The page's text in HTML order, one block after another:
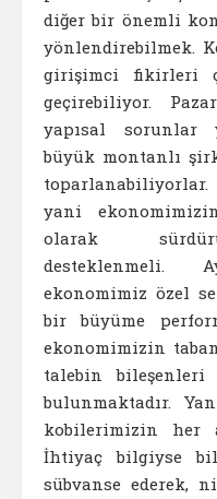
diğer bir önemli
yönlendirebilmek.
girişimci fikirleri
geçirebiliyor.
yapısal sorunlar
büyük montanlı
yani
olarak
desteklenmeli.
ekonomimiz özel
bir büyüme
ekonomimizin
talebin bileşenleri
bulunmaktadır.
kobilerimizin her
İhtiyaç bilgiyse
sübvanse ederek,